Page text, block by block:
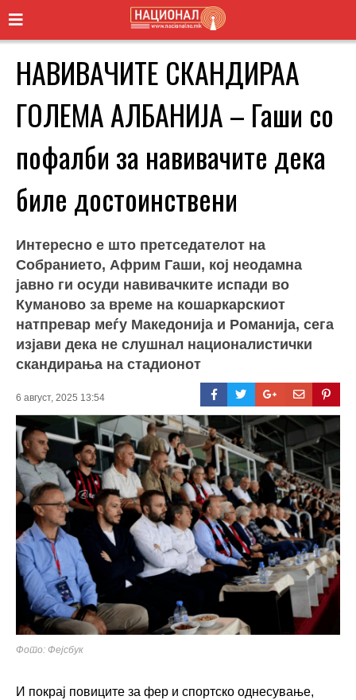
НАВИВАЧИТЕ СКАНДИРАА
ГОЛЕМА АЛБАНИЈА – Гаши со
пофалби за навивачите дека
биле достоинствени
Интересно е што претседателот на
Собранието, Африм Гаши, кој неодамна
јавно ги осуди навивачките испади во
Куманово за време на кошаркарскиот
натпревар меѓу Македонија и Романија, сега
изјави дека не слушнал националистички
скандирања на стадионот
6 август, 2025 13:54
Фото: Фејсбук
И покрај повиците за фер и спортско однесување,